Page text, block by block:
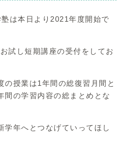
は本日より2021年度開始で
試し短期講座の受付をしてお
の授業は1年間の総復習月間と
間の学習内容の総まとめとな
学年へとつなげていってほし